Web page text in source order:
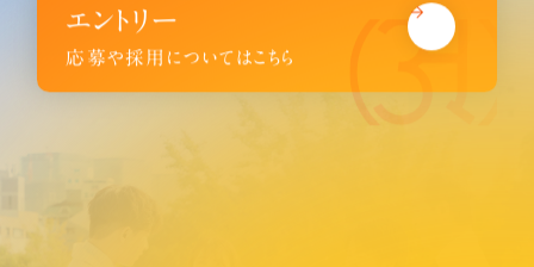
エントリー
応募や採用についてはこちら